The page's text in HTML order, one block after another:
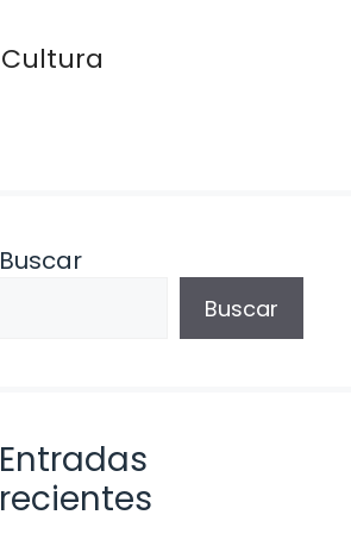
Cultura
Buscar
Buscar
Entradas
recientes